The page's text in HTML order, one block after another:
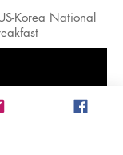
Korea National